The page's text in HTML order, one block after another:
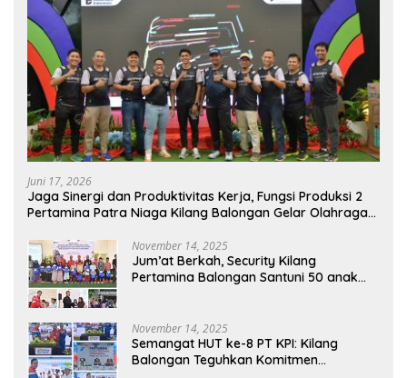
Juni 17, 2026
Jaga Sinergi dan Produktivitas Kerja, Fungsi Produksi 2
Pertamina Patra Niaga Kilang Balongan Gelar Olahraga
November 14, 2025
Jum’at Berkah, Security Kilang
Pertamina Balongan Santuni 50 anak
November 14, 2025
Semangat HUT ke-8 PT KPI: Kilang
Balongan Teguhkan Komitmen